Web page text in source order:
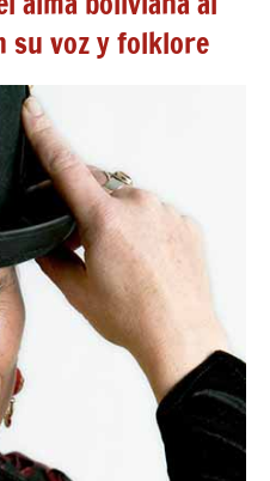
su voz y folklore